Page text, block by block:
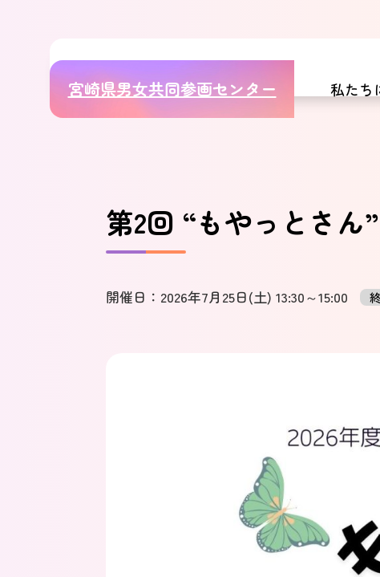
宮崎県男女共同参画センター 私たち
第2回 “もやっとさん”
開催日：2026年7月25日(土) 13:30～15:00